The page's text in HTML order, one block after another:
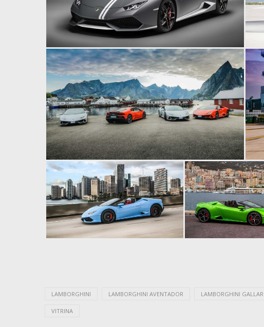
LAMBORGHINI LAMBORGHINI AVENTADOR LAMBORGHINI
VITRINA